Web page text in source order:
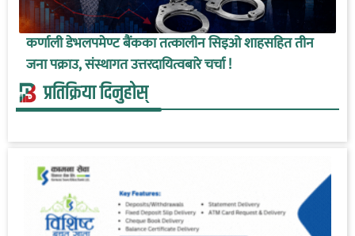
कर्णाली डेभलपमेण्ट बैंकका तत्कालीन सिइओ शाहसहित तीन
जना पक्राउ, संस्थागत उत्तरदायित्वबारे चर्चा !
प्रतिक्रिया दिनुहोस्